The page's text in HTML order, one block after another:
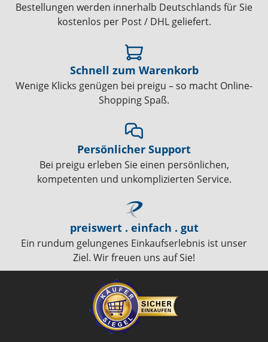
Bestellungen werden innerhalb Deutschlands für Sie
kostenlos per Post / DHL geliefert.
Schnell zum Warenkorb
Wenige Klicks genügen bei preigu – so macht Online-
Shopping Spaß.
Persönlicher Support
Bei preigu erleben Sie einen persönlichen,
kompetenten und unkomplizierten Service.
preiswert . einfach . gut
Ein rundum gelungenes Einkaufserlebnis ist unser
Ziel. Wir freuen uns auf Sie!